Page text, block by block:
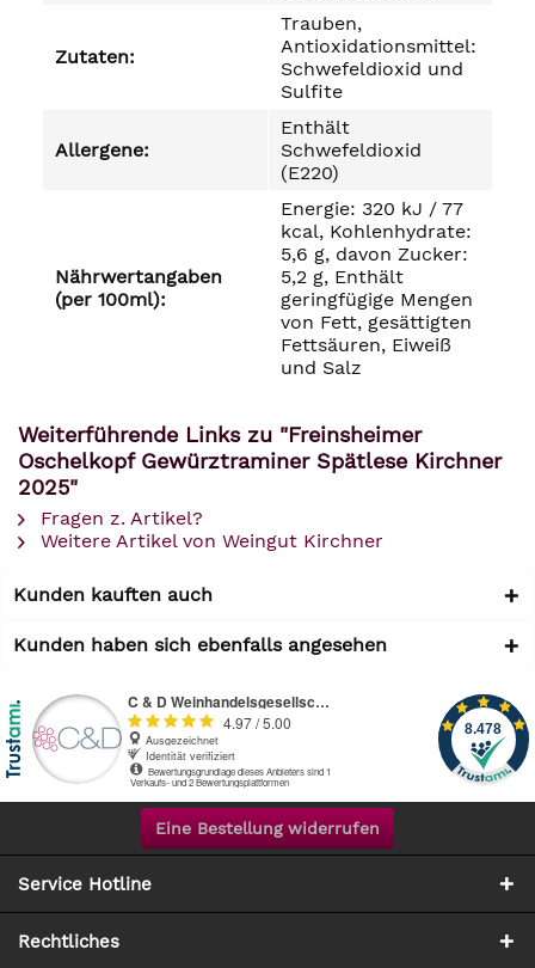
Zutaten:
Trauben,
Antioxidationsmittel:
Schwefeldioxid und
Sulfite
Allergene:
Enthält
Schwefeldioxid
(E220)
Nährwertangaben
(per 100ml):
Energie: 320 kJ / 77
kcal, Kohlenhydrate:
5,6 g, davon Zucker:
5,2 g, Enthält
geringfügige Mengen
von Fett, gesättigten
Fettsäuren, Eiweiß
und Salz
Weiterführende Links zu "Freinsheimer
Oschelkopf Gewürztraminer Spätlese Kirchner
2025"
Fragen z. Artikel?
Weitere Artikel von Weingut Kirchner
Kunden kauften auch
Kunden haben sich ebenfalls angesehen
Eine Bestellung widerrufen
Service Hotline
Rechtliches